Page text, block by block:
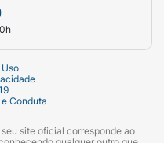
Conduta
site oficial corresponde ao